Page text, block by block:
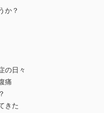
か？
の日々
痛
きた